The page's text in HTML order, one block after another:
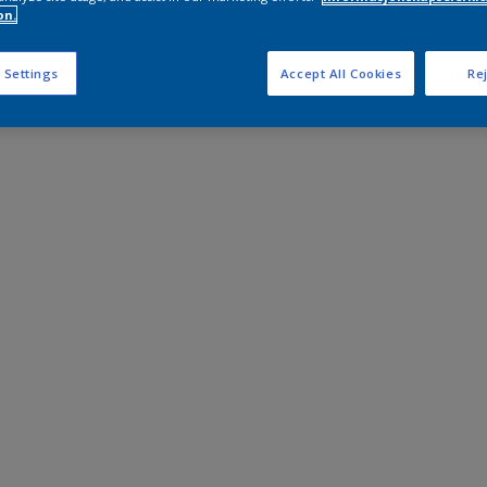
Settings Accept All Cookies